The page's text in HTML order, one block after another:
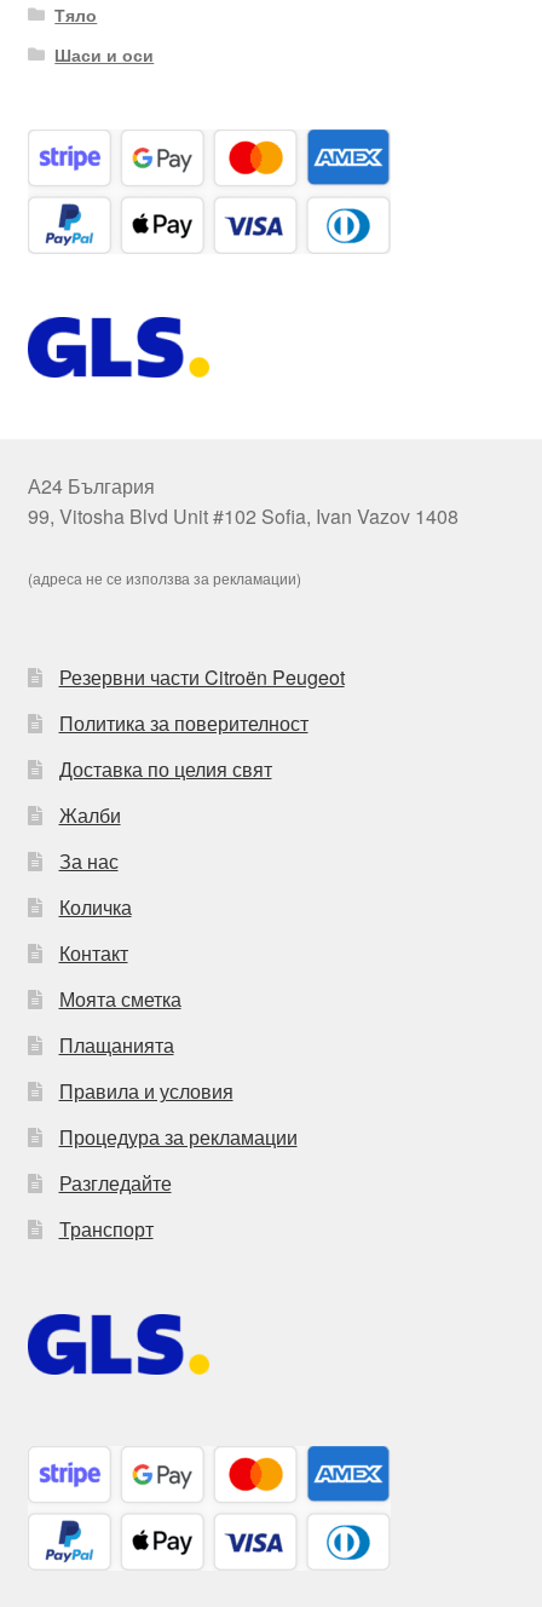
Тяло
Шаси и оси
А24 България
99, Vitosha Blvd Unit #102 Sofia, Ivan Vazov 1408
(адреса не се използва за рекламации)
Резервни части Citroën Peugeot
Политика за поверителност
Доставка по целия свят
Жалби
За нас
Количка
Контакт
Моята сметка
Плащанията
Правила и условия
Процедура за рекламации
Разгледайте
Транспорт